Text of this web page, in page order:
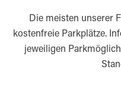
Die meisten unserer
kostenfreie Parkplätze.
jeweiligen